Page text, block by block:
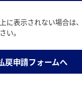
に表示されない場合は
い。
戻申請フォームへ